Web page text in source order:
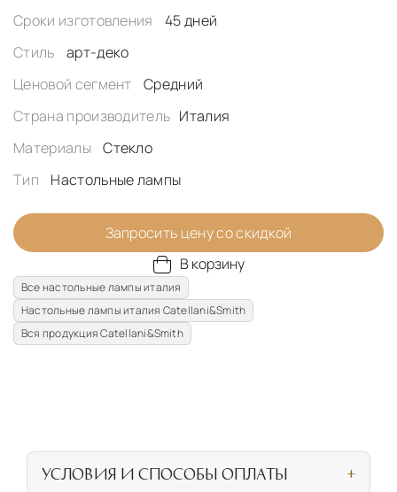
Сроки изготовления
45 дней
Стиль
арт-деко
Ценовой сегмент
Средний
Страна производитель Италия
Материалы
Стекло
Тип
Настольные лампы
Запросить цену со скидкой
В корзину
Все настольные лампы италия
Настольные лампы италия Catellani&Smith
Вся продукция Catellani&Smith
УСЛОВИЯ И СПОСОБЫ ОПЛАТЫ